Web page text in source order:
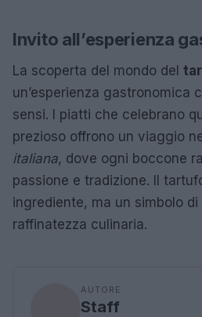
Invito all’esperienza
La scoperta del mondo del
un’esperienza gastronomica
sensi. I piatti che celebrano
prezioso offrono un viaggio
italiana, dove ogni boccone
passione e tradizione. Il
ingrediente, ma un simbolo
raffinatezza culinaria.
AUTORE
Staff